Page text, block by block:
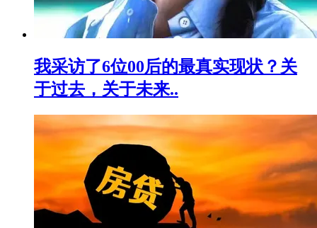
我采访了6位00后的最真实现状？关
于过去，关于未来..